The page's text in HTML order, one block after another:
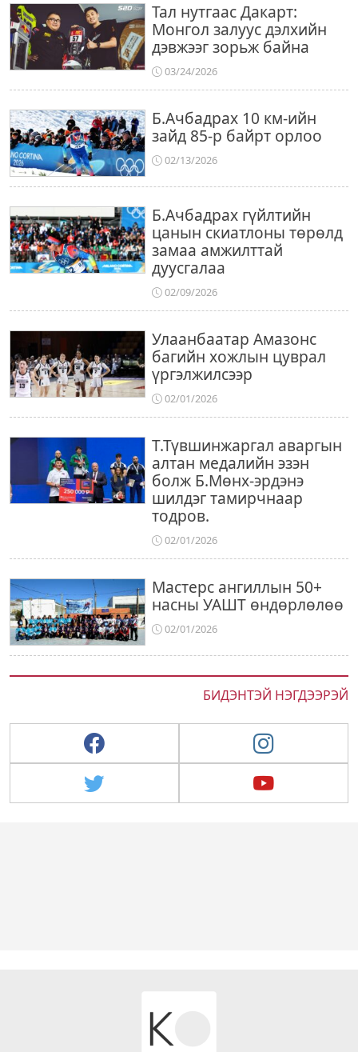
Тал нутгаас Дакарт:
Монгол залуус дэлхийн
дэвжээг зорьж байна
03/24/2026
Б.Ачбадрах 10 км-ийн
зайд 85-р байрт орлоо
02/13/2026
Б.Ачбадрах гүйлтийн
цанын скиатлоны төрөлд
замаа амжилттай
дуусгалаа
02/09/2026
Улаанбаатар Амазонс
багийн хожлын цуврал
үргэлжилсээр
02/01/2026
Т.Түвшинжаргал аваргын
алтан медалийн эзэн
болж Б.Мөнх-эрдэнэ
шилдэг тамирчнаар
тодров.
02/01/2026
Мастерс ангиллын 50+
насны УАШТ өндөрлөлөө
02/01/2026
БИДЭНТЭЙ НЭГДЭЭРЭЙ